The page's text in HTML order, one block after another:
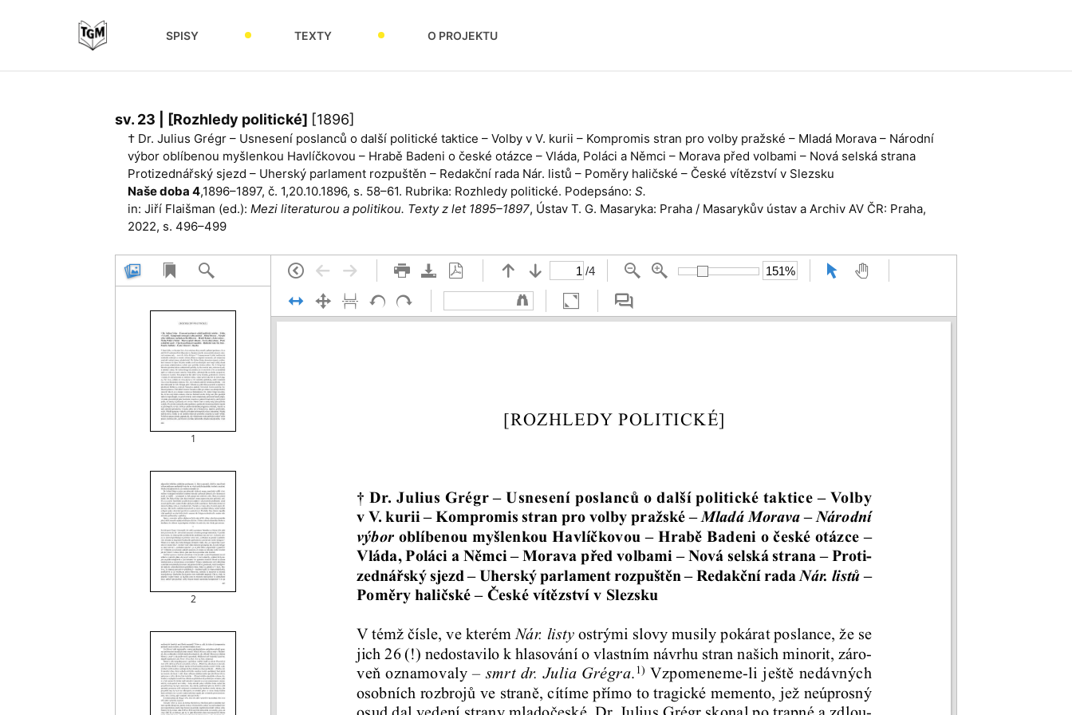
SPISY TEXTY O PROJEKTU
sv. 23 | [Rozhledy politické] [1896]
† Dr. Julius Grégr – Usnesení poslanců o další politické taktice – Volby v V. kurii – Kompromis stran pro volby pražské – Mladá Morava – Národní
výbor oblíbenou myšlenkou Havlíčkovou – Hrabě Badeni o české otázce – Vláda, Poláci a Němci – Morava před volbami – Nová selská strana
Protizednářský sjezd – Uherský parlament rozpuštěn – Redakční rada Nár. listů – Poměry haličské – České vítězství v Slezsku
Naše doba 4,1896–1897, č. 1,20.10.1896, s. 58–61. Rubrika: Rozhledy politické. Podepsáno: S.
in: Jiří Flaišman (ed.): Mezi literaturou a politikou. Texty z let 1895–1897, Ústav T. G. Masaryka: Praha / Masarykův ústav a Archiv AV ČR: Praha,
2022, s. 496–499